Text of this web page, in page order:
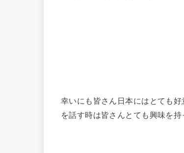
幸いにも皆さん日本にはとても
を話す時は皆さんとても興味を持